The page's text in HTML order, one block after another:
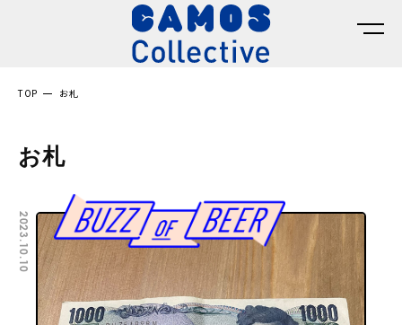
TOP お札
お札
2023.10.10